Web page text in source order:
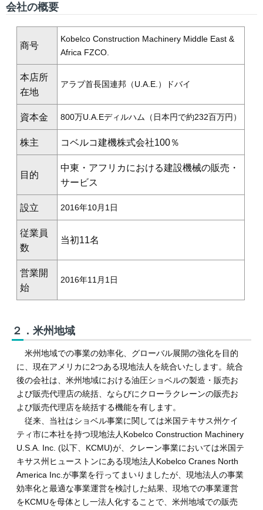
会社の概要
商号
Kobelco Construction Machinery Middle East &
Africa FZCO.
本店所
在地
アラブ首長国連邦（U.A.E.）ドバイ
資本金 800万U.A.Eディルハム（日本円で約232百万円）
株主 コベルコ建機株式会社100％
目的
中東・アフリカにおける建設機械の販売・
サービス
設立 2016年10月1日
従業員
数
当初11名
営業開
始
2016年11月1日
２．米州地域
米州地域での事業の効率化、グローバル展開の強化を目的
に、現在アメリカに2つある現地法人を統合いたします。統合
後の会社は、米州地域における油圧ショベルの製造・販売お
よび販売代理店の統括、ならびにクローラクレーンの販売お
よび販売代理店を統括する機能を有します。
従来、当社はショベル事業に関しては米国テキサス州ケイ
ティ市に本社を持つ現地法人Kobelco Construction Machinery
U.S.A. Inc. (以下、KCMU)が、クレーン事業においては米国テ
キサス州ヒューストンにある現地法人Kobelco Cranes North
America Inc.が事業を行ってまいりましたが、現地法人の事業
効率化と最適な事業運営を検討した結果、現地での事業運営
をKCMUを母体とし一法人化することで、米州地域での販売